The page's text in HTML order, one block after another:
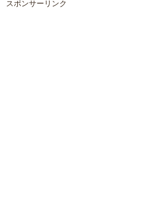
スポンサーリンク